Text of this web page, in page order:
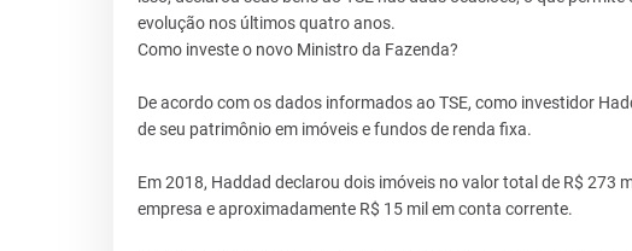
evolução nos últimos quatro anos.
Como investe o novo Ministro da Fazenda?
De acordo com os dados informados ao TSE, como investidor
de seu patrimônio em imóveis e fundos de renda fixa.
Em 2018, Haddad declarou dois imóveis no valor total de R$ 273
empresa e aproximadamente R$ 15 mil em conta corrente.